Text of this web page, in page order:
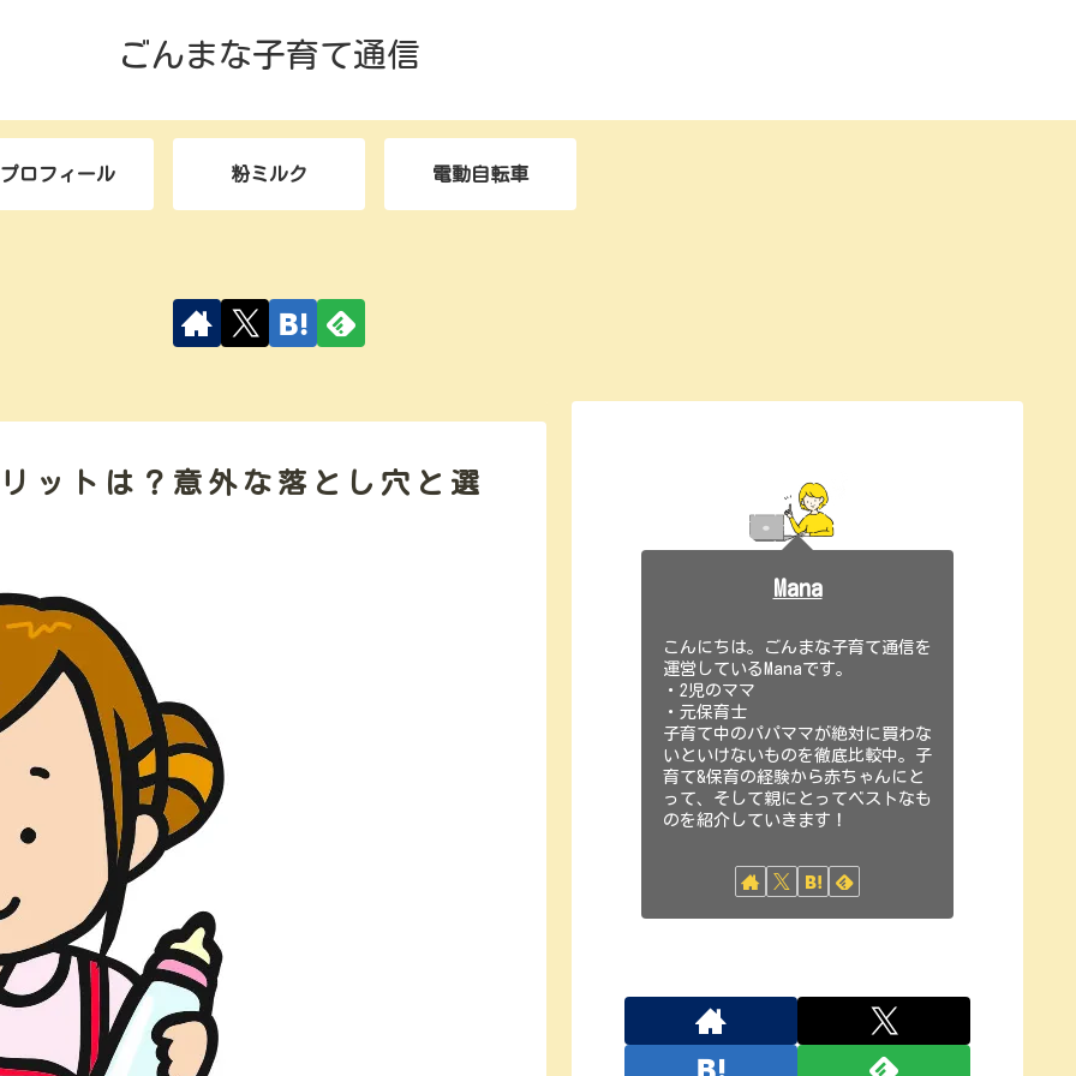
ごんまな子育て通信
プロフィール 粉ミルク 電動自転車
ットは？意外な落とし穴と選
Mana
こんにちは。ごんまな子育て通信を
運営しているManaです。
・2児のママ
・元保育士
子育て中のパパママが絶対に買わな
いといけないものを徹底比較中。子
育て&保育の経験から赤ちゃんにと
って、そして親にとってベストなも
のを紹介していきます！